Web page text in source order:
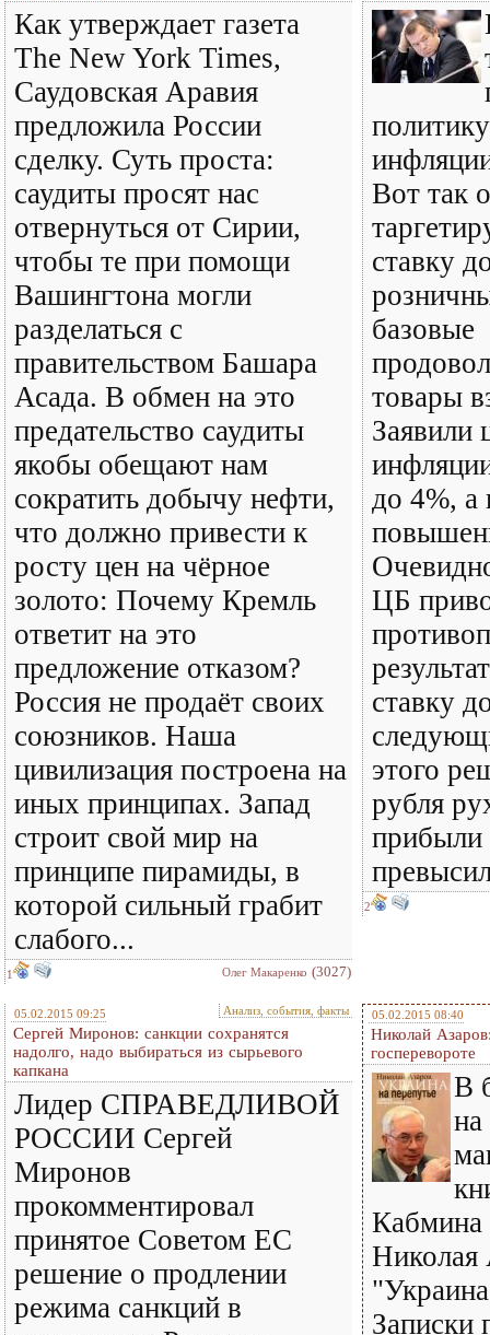
Как утверждает газета
The New York Times,
Саудовская Аравия
предложила России
сделку. Суть проста:
саудиты просят нас
отвернуться от Сирии,
чтобы те при помощи
Вашингтона могли
разделаться с
правительством Башара
Асада. В обмен на это
предательство саудиты
якобы обещают нам
сократить добычу нефти,
что должно привести к
росту цен на чёрное
золото: Почему Кремль
ответит на это
предложение отказом?
Россия не продаёт своих
союзников. Наша
цивилизация построена на
иных принципах. Запад
строит свой мир на
принципе пирамиды, в
которой сильный грабит
слабого...
1 Олег Макаренко (3027)
Вот так
ставку
базовые
товары
Заявили
до 4%, а
ЦБ
ставку
этого
рубля
прибыли
2
05.02.2015 09:25 Анализ, события, факты
Сергей Миронов: санкции сохранятся
надолго, надо выбираться из сырьевого
капкана
Лидер СПРАВЕДЛИВОЙ
РОССИИ Сергей
Миронов
прокомментировал
принятое Советом ЕС
решение о продлении
режима санкций в
05.02.2015 08:40
Николай
госперевороте
В
Николая
Записки